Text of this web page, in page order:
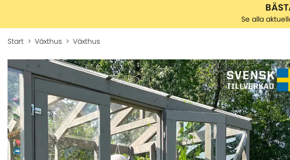
Se alla
Start Växthus Växthus